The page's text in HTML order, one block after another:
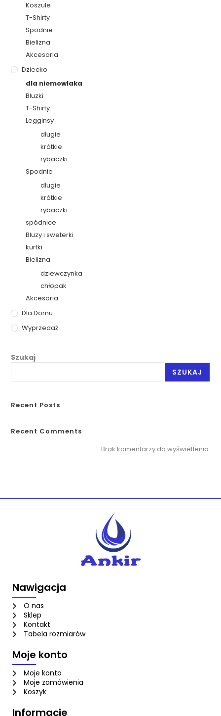
Koszule
T-Shirty
Spodnie
Bielizna
Akcesoria
Dziecko
dla niemowlaka
Bluzki
T-Shirty
Legginsy
długie
krótkie
rybaczki
Spodnie
długie
krótkie
rybaczki
spódnice
Bluzy i sweterki
kurtki
Bielizna
dziewczynka
chłopak
Akcesoria
Dla Domu
Wyprzedaż
Szukaj
SZUKAJ
Recent Posts
Recent Comments
Brak komentarzy do wyświetlenia.
Nawigacja
O nas
Sklep
Kontakt
Tabela rozmiarów
Moje konto
Moje konto
Moje zamówienia
Koszyk
Informacje